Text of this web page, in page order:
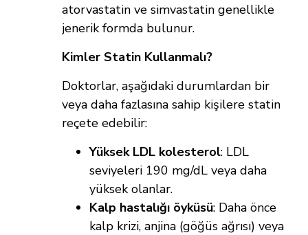
atorvastatin ve simvastatin genellikle
jenerik formda bulunur.
Kimler Statin Kullanmalı?
Doktorlar, aşağıdaki durumlardan bir
veya daha fazlasına sahip kişilere statin
reçete edebilir:
Yüksek LDL kolesterol: LDL
seviyeleri 190 mg/dL veya daha
yüksek olanlar.
Kalp hastalığı öyküsü: Daha önce
kalp krizi, anjina (göğüs ağrısı) veya